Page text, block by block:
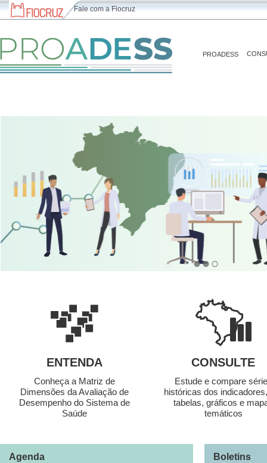
Fale com a Fiocruz
PROADESS
ENTENDA
Conheça a Matriz de
Dimensões da Avaliação de
Desempenho do Sistema de
Saúde
CONSULTE
Estude e compare
históricas dos
tabelas, gráficos e
temáticos
Agenda Boletins